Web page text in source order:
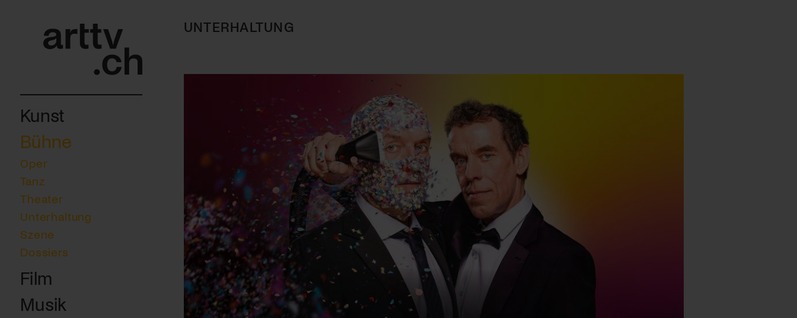
Kunst
Bühne
Oper
Tanz
Theater
Unterhaltung
Szene
Dossiers
Film
Musik
UNTERHALTUNG
Mach mit: «Be Part of the Art»!
Engagiere dich als Kulturliebhaber:in, Kulturschaffende(r) oder
Kulturinstitution und unterstütze unsere Arbeit.
Mit deiner Mitgliedschaft erhältst du kostenlosen Zugang zu
diversen Kulturevents.